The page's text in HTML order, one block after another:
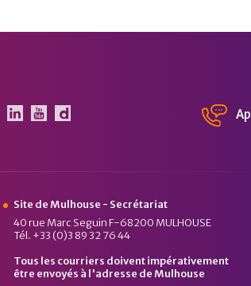
Le Pôle Véhicule du Futur sur
Le Pôle Véhicule du Futur sur
Chaîne Dailymotion du
Site de Mulhouse - Secrétariat
40 rue Marc Seguin F-68200 MULHOUSE
Tél. +33 (0)3 89 32 76 44
Tous les courriers doivent impérativement
être envoyés à l'adresse de Mulhouse